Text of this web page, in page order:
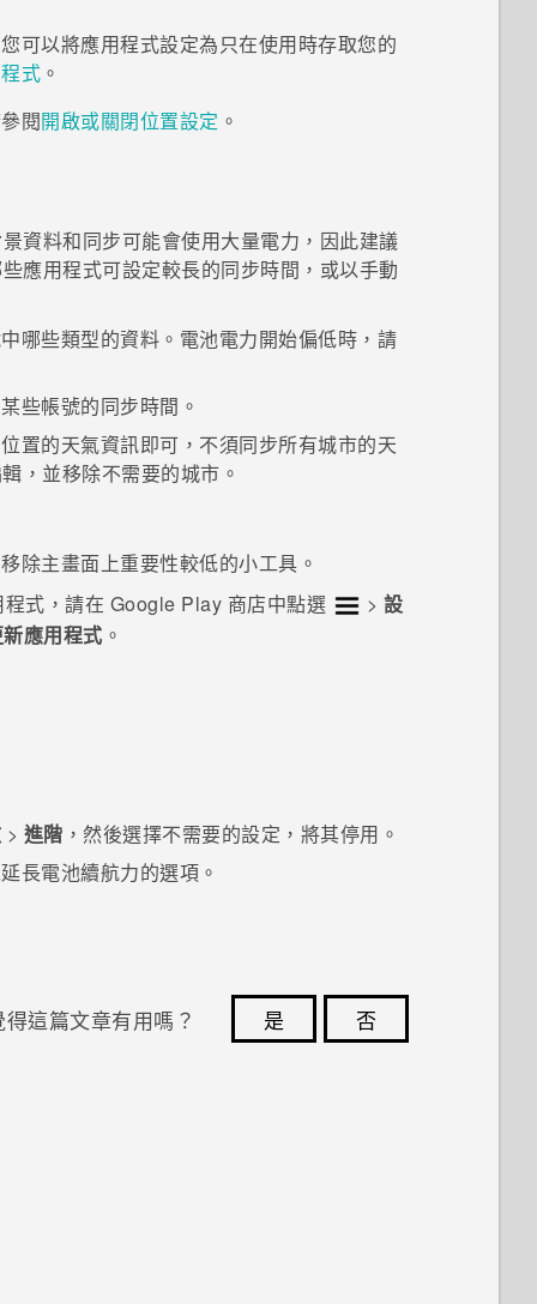
可以將應用程式設定為只在使用時存取您的
式 。
閱開啟或關閉位置設定 。
資料和同步可能會使用大量電力，因此建議
應用程式可設定較長的同步時間，或以手動
哪些類型的資料。電池電力開始偏低時，請
些帳號的同步時間。
置的天氣資訊即可，不須同步所有城市的天
，並移除不需要的城市。
除主畫面上重要性較低的小工具。
式，請在 Google Play 商店中點選 >設
應用程式 。
> 進階 ，然後選擇不需要的設定，將其停用。
長電池續航力的選項。
得這篇文章有用嗎？ 是
否